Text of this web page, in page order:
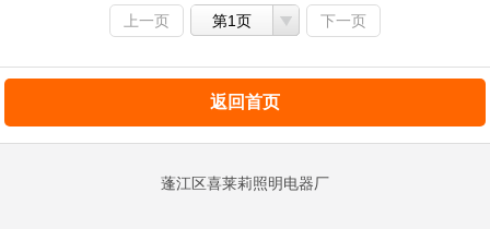
上一页 第1页 下一页
返回首页
蓬江区喜莱莉照明电器厂